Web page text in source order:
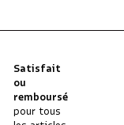
Satisfait
ou
remboursé
pour tous